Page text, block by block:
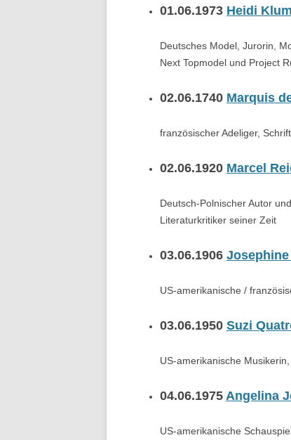
01.06.1973 Heidi Klum
Deutsches Model, Jurorin,
Next Topmodel und Project
02.06.1740 Marquis
französischer Adeliger,
02.06.1920 Marcel
Deutsch-Polnischer Autor
Literaturkritiker seiner Zeit
03.06.1906
US-amerikanische /
03.06.1950 Suzi
US-amerikanische
04.06.1975 Angelina
US-amerikanische